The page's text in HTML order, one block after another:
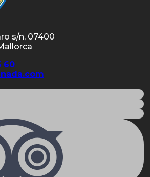
s/n, 07400
60